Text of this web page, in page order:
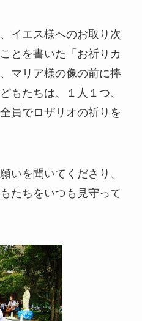
イエス様へのお取り次
とを書いた「お祈りカ
マリア様の像の前に捧
もたちは、１人１つ、
員でロザリオの祈りを
いを聞いてくださり、
たちをいつも見守って